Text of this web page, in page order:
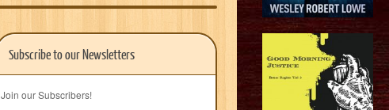
Subscribe to our Newsletters
Join our Subscribers!